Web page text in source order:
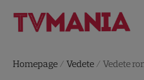
Homepage /Vedete /Vedete